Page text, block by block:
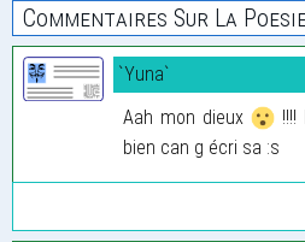
Commentaires Sur La
`Yuna`
Aah mon dieux
bien can g écri sa :s